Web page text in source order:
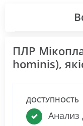
ПЛР
hominis),
ДОСТУПНОСТЬ
Анализ